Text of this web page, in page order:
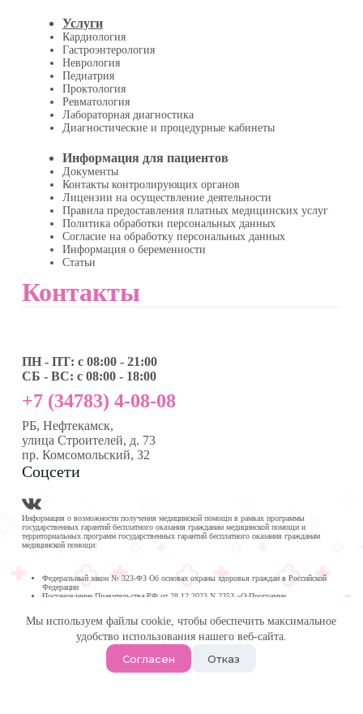
Мы используем файлы cookie, чтобы обеспечить максимальное
удобство использования нашего веб-сайта.
Согласен Отказ
Услуги
Кардиология
Гастроэнтерология
Неврология
Педиатрия
Проктология
Ревматология
Лабораторная диагностика
Диагностические и процедурные кабинеты
Информация для пациентов
Документы
Контакты контролирующих органов
Лицензии на осуществление деятельности
Правила предоставления платных медицинских услуг
Политика обработки персональных данных
Согласие на обработку персональных данных
Информация о беременности
Статьи
Контакты
ПН - ПТ: с 08:00 - 21:00
СБ - ВС: с 08:00 - 18:00
+7 (34783) 4-08-08
РБ, Нефтекамск,
улица Строителей, д. 73
пр. Комсомольский, 32
Соцсети
Информация о возможности получения медицинской помощи в рамках программы
государственных гарантий бесплатного оказания гражданам медицинской помощи и
территориальных программ государственных гарантий бесплатного оказания гражданам
медицинской помощи:
Федеральный закон № 323-ФЗ Об основах охраны здоровья граждан в Российской
Федерации
Постановление Правительства РФ от 28.12.2023 N 2353 «О Программе
Программа государственных гарантий бесплатного оказания гражданам медицинской
Республике Башкортостан на 2024 год и на плановый период 2025 и 2026 годов
Медика Плюс
| Многопрофильная клиника в